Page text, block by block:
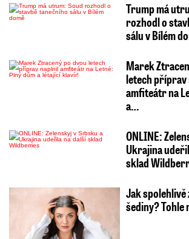
Trump má
rozhodl o
sálu v Bílém
Marek
letech příprav
amfiteátr na
a…
ONLINE:
Ukrajina
sklad
Jak
šediny? Tohle